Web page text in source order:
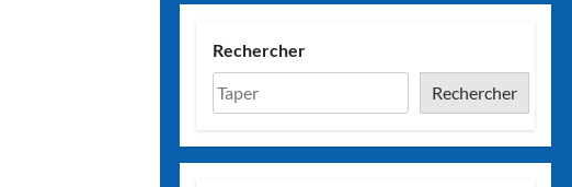
Rechercher
Rechercher